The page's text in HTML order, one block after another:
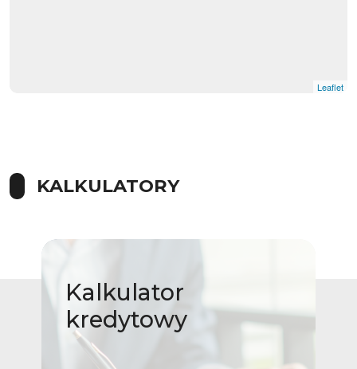
© OpenStreetMap contributors
KALKULATORY
Kalkulator
kredytowy